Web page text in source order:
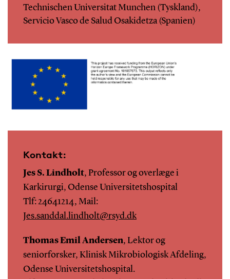
Technischen Universitat Munchen (Tyskland),
Servicio Vasco de Salud Osakidetza (Spanien)
Kontakt:
Jes S. Lindholt, Professor og overlæge i
Karkirurgi, Odense Universitetshospital
Tlf: 24641214, Mail:
Jes.sanddal.lindholt@rsyd.dk
Thomas Emil Andersen, Lektor og
seniorforsker, Klinisk Mikrobiologisk Afdeling,
Odense Universitetshospital.